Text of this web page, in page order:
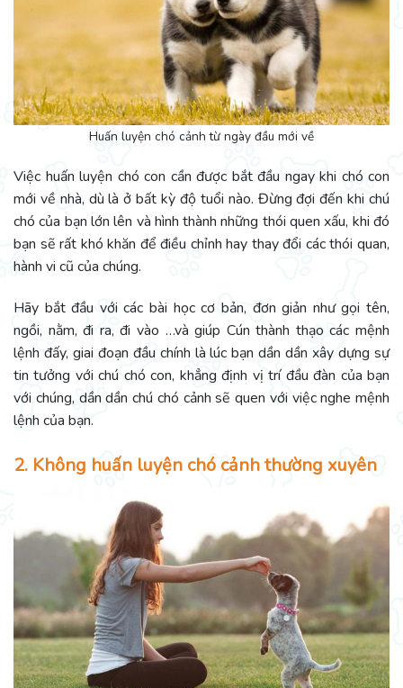
Huấn luyện chó cảnh từ ngày đầu mới về
Việc huấn luyện chó con cần được bắt đầu ngay khi chó con
mới về nhà, dù là ở bất kỳ độ tuổi nào. Đừng đợi đến khi chú
chó của bạn lớn lên và hình thành những thói quen xấu, khi đó
bạn sẽ rất khó khăn để điều chỉnh hay thay đổi các thói quan,
hành vi cũ của chúng.
Hãy bắt đầu với các bài học cơ bản, đơn giản như gọi tên,
ngồi, nằm, đi ra, đi vào …và giúp Cún thành thạo các mệnh
lệnh đấy, giai đoạn đầu chính là lúc bạn dần dần xây dựng sự
tin tưởng với chú chó con, khẳng định vị trí đầu đàn của bạn
với chúng, dần dần chú chó cảnh sẽ quen với việc nghe mệnh
lệnh của bạn.
2. Không huấn luyện chó cảnh thường xuyên